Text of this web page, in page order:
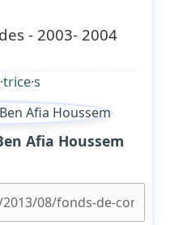
- 2003- 2004
Afia Houssem